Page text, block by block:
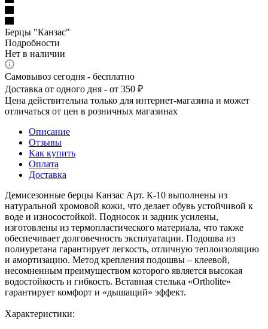
Берцы "Канзас"
Подробности
Нет в наличии
Самовывоз сегодня - бесплатно
Доставка от одного дня - от 350 ₽
Цена действительна только для интернет-магазина и может
отличаться от цен в розничных магазинах
Описание
Отзывы
Как купить
Оплата
Доставка
Демисезонные берцы Канзас Арт. К-10 выполнены из
натуральной хромовой кожи, что делает обувь устойчивой к
воде и износостойкой. Подносок и задник усилены,
изготовлены из термопластического материала, что также
обеспечивает долговечность эксплуатации. Подошва из
полиуретана гарантирует легкость, отличную теплоизоляцию
и амортизацию. Метод крепления подошвы – клеевой,
несомненным преимуществом которого является высокая
водостойкость и гибкость. Вставная стелька «Ortholite»
гарантирует комфорт и «дышащий» эффект.
Характеристики: